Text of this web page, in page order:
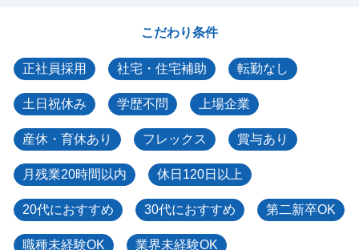
こだわり条件
正社員採用 社宅・住宅補助 転勤なし
土日祝休み 学歴不問 上場企業
産休・育休あり フレックス 賞与あり
月残業20時間以内 休日120日以上
20代におすすめ 30代におすすめ 第二新卒OK
職種未経験OK 業界未経験OK